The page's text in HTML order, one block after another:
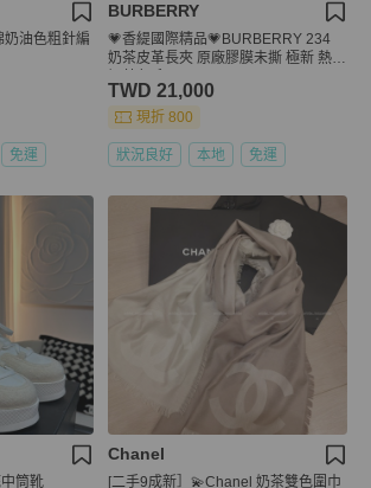
油色粗針編
免運
BURBERRY
💗香緹國際精品💗BURBERRY 234
奶茶皮革長夾 原廠膠膜未撕 極新 熱門
TWD 21,000
現折 800
狀況良好 本地 免運
筒靴
Chanel
[二手9成新］💫Chanel 奶茶雙色圍巾